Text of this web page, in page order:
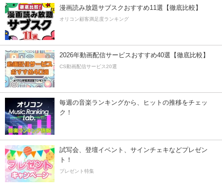
漫画読み放題サブスクおすすめ11選【徹底比較】
オリコン顧客満足度ランキング
2026年動画配信サービスおすすめ40選【徹底比較】
CS動画配信サービス20選
毎週の音楽ランキングから、ヒットの推移をチェッ
ク！
試写会、登壇イベント、サインチェキなどプレゼン
ト！
プレゼント特集